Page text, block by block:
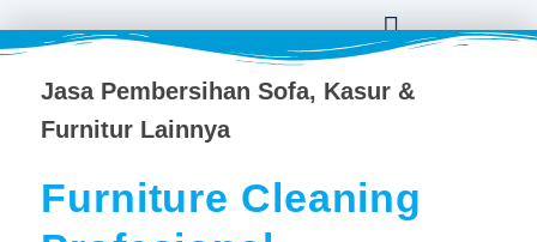
Jasa Pembersihan Sofa, Kasur &
Furnitur Lainnya
Furniture Cleaning